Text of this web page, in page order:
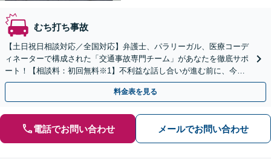
むち打ち事故
【土日祝日相談対応／全国対応】弁護士、パラリーガル、医療コーデ
ィネーターで構成された「交通事故専門チーム」があなたを徹底サポ
ート！【相談料：初回無料※1】不利益な話し合いが進む前に、今す
ぐ相談！
料金表を見る
電話でお問い合わせ メールでお問い合わせ